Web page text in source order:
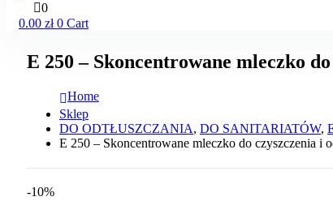
0
0.00 zł 0 Cart
E 250 – Skoncentrowane mleczko
Home
Sklep
DO ODTŁUSZCZANIA, DO SANITARIATÓW,
E 250 – Skoncentrowane mleczko do czyszczenia i
-10%